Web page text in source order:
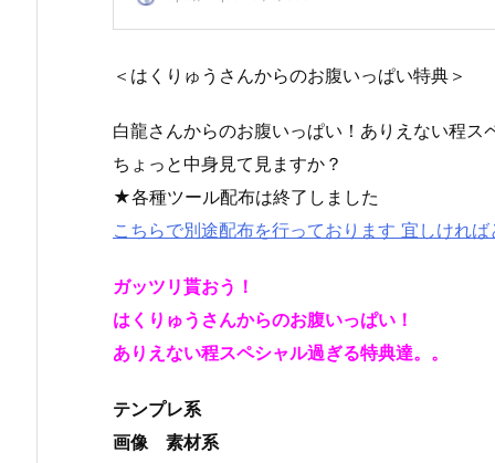
＜はくりゅうさんからのお腹いっぱい特典＞
白龍さんからのお腹いっぱい！ありえない程ス
ちょっと中身見て見ますか？
★各種ツール配布は終了しました
こちらで別途配布を行っております 宜しければ
ガッツリ貰おう！
はくりゅうさんからのお腹いっぱい！
ありえない程スペシャル過ぎる特典達。。
テンプレ系
画像 素材系